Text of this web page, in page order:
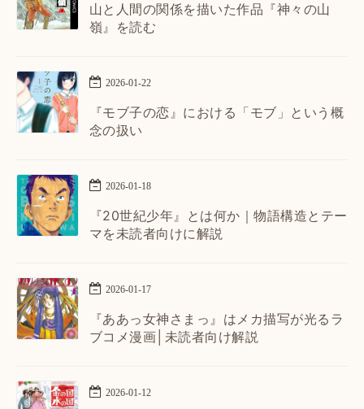
山と人間の関係を描いた作品『神々の山
嶺』を読む
2026-01-22
『モブ子の恋』における「モブ」という概
念の扱い
2026-01-18
『20世紀少年』とは何か｜物語構造とテー
マを未読者向けに解説
2026-01-17
『ああっ女神さまっ』はメカ描写が光るラ
ブコメ漫画│未読者向け解説
2026-01-12